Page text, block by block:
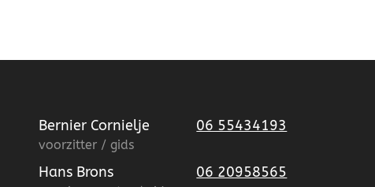
Bernier Cornielje
voorzitter / gids
06 55434193
Hans Brons 06 20958565